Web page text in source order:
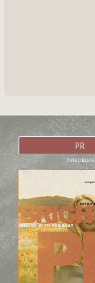
PR
пиарщик